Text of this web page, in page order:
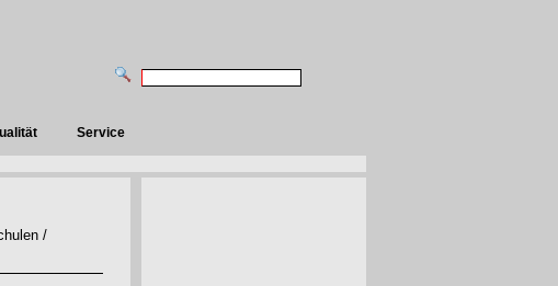
Service
/